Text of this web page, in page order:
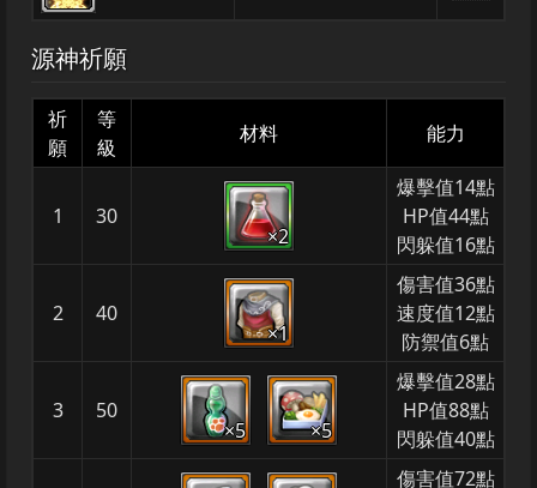
源神祈願
祈
願
等
級
材料 能力
1 30
×2
爆擊值14點
HP值44點
閃躲值16點
2 40
×1
傷害值36點
速度值12點
防禦值6點
3 50
×5 ×5
爆擊值28點
HP值88點
閃躲值40點
傷害值72點